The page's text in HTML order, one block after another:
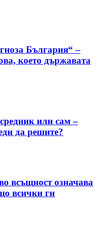
България“ –
което държавата
или сам –
да решите?
всъщност означава
всички ги